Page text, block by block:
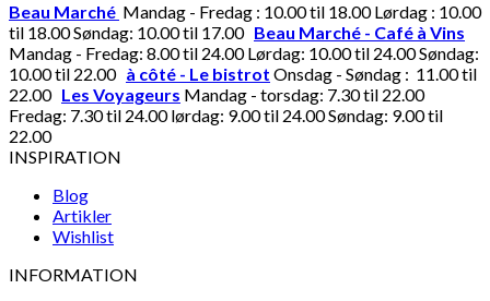
Beau Marché Mandag - Fredag : 10.00 til 18.00 Lørdag : 10.00
til 18.00 Søndag: 10.00 til 17.00 Beau Marché - Café à Vins
Mandag - Fredag: 8.00 til 24.00 Lørdag: 10.00 til 24.00 Søndag:
10.00 til 22.00 à côté - Le bistrot Onsdag - Søndag : 11.00 til
22.00 Les Voyageurs Mandag - torsdag: 7.30 til 22.00
Fredag: 7.30 til 24.00 lørdag: 9.00 til 24.00 Søndag: 9.00 til
22.00
INSPIRATION
Blog
Artikler
Wishlist
INFORMATION